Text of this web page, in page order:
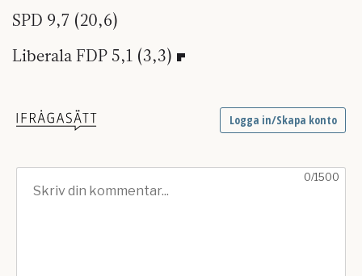
SPD 9,7 (20,6)
Liberala FDP 5,1 (3,3)